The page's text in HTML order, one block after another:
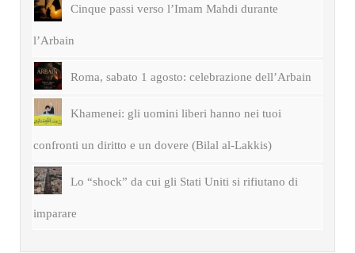
Cinque passi verso l’Imam Mahdi durante
l’Arbain
Roma, sabato 1 agosto: celebrazione dell’Arbain
Khamenei: gli uomini liberi hanno nei tuoi
confronti un diritto e un dovere (Bilal al-Lakkis)
Lo “shock” da cui gli Stati Uniti si rifiutano di
imparare